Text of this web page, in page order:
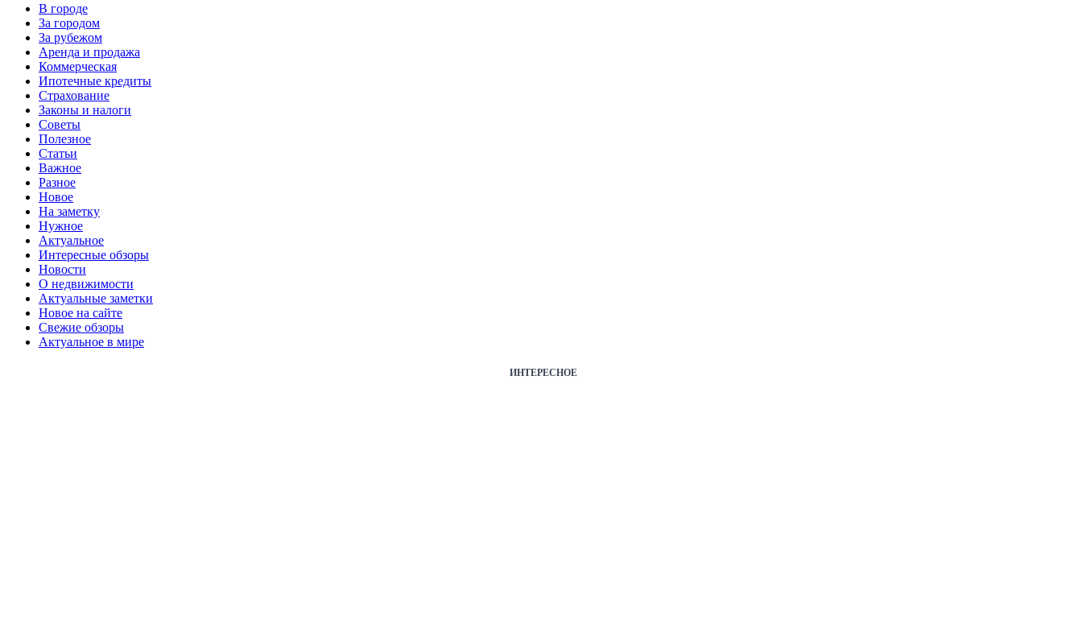
В городе
За городом
За рубежом
Аренда и продажа
Коммерческая
Ипотечные кредиты
Страхование
Законы и налоги
Советы
Полезное
Статьи
Важное
Разное
Новое
На заметку
Нужное
Актуальное
Интересные обзоры
Новости
О недвижимости
Актуальные заметки
Новое на сайте
Свежие обзоры
Актуальное в мире
ИНТЕРЕСНОЕ